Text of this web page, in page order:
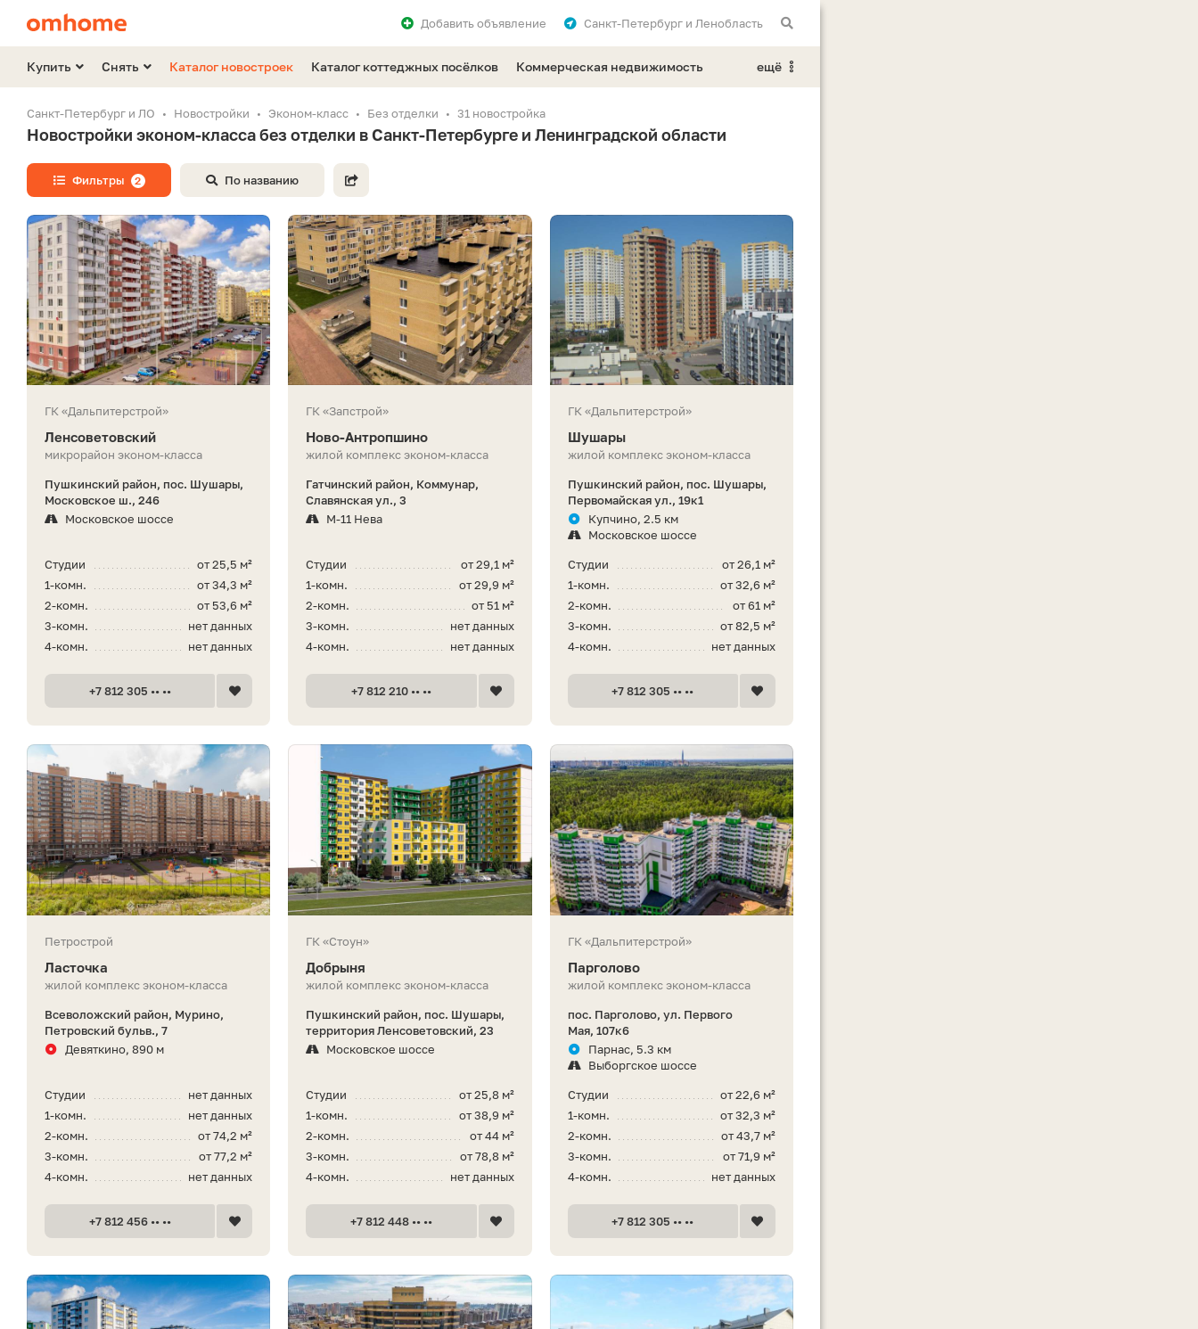
Санкт-Петербург и Ленобласть
Добавитьобъявление
Купить Снять Каталог новостроек Каталог коттеджных посёлков Коммерческая недвижимость ещё
Санкт-Петербург и ЛО Новостройки Эконом-класс Без отделки 31 новостройка
Новостройки эконом-класса без отделки в Санкт-Петербурге и Ленинградской области
Фильтры 2 По названию
ГК «Дальпитерстрой»
Ленсоветовский
микрорайон эконом-класса
Пушкинский район, пос. Шушары,
Московское ш., 246
Московское шоссе
от 25,5 м²
Студии
от 34,3 м²
1-комн.
от 53,6 м²
2-комн.
нет данных
3-комн.
нет данных
4-комн.
+7 812 305 •• ••
ГК «Запстрой»
Ново-Антропшино
жилой комплекс эконом-класса
Гатчинский район, Коммунар,
Славянская ул., 3
М-11 Нева
от 29,1 м²
Студии
от 29,9 м²
1-комн.
от 51 м²
2-комн.
нет данных
3-комн.
нет данных
4-комн.
+7 812 210 •• ••
ГК «Дальпитерстрой»
Шушары
жилой комплекс эконом-класса
Пушкинский район, пос. Шушары,
Первомайская ул., 19к1
Купчино, 2.5 км
Московское шоссе
от 26,1 м²
Студии
от 32,6 м²
1-комн.
от 61 м²
2-комн.
от 82,5 м²
3-комн.
нет данных
4-комн.
+7 812 305 •• ••
Петрострой
Ласточка
жилой комплекс эконом-класса
Всеволожский район, Мурино,
Петровский бульв., 7
Девяткино, 890 м
нет данных
Студии
нет данных
1-комн.
от 74,2 м²
2-комн.
от 77,2 м²
3-комн.
нет данных
4-комн.
+7 812 456 •• ••
ГК «Стоун»
Добрыня
жилой комплекс эконом-класса
Пушкинский район, пос. Шушары,
территория Ленсоветовский, 23
Московское шоссе
от 25,8 м²
Студии
от 38,9 м²
1-комн.
от 44 м²
2-комн.
от 78,8 м²
3-комн.
нет данных
4-комн.
+7 812 448 •• ••
ГК «Дальпитерстрой»
Парголово
жилой комплекс эконом-класса
пос. Парголово, ул. Первого
Мая, 107к6
Парнас, 5.3 км
Выборгское шоссе
от 22,6 м²
Студии
от 32,3 м²
1-комн.
от 43,7 м²
2-комн.
от 71,9 м²
3-комн.
нет данных
4-комн.
+7 812 305 •• ••